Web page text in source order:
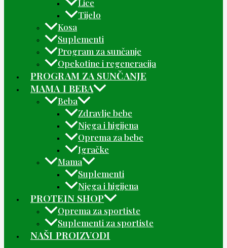
Lice
Tijelo
Kosa
Suplementi
Program za sunčanje
Opekotine i regeneracija
PROGRAM ZA SUNČANJE
MAMA I BEBA
Beba
Zdravlje bebe
Njega i higijena
Oprema za bebe
Igračke
Mama
Suplementi
Njega i higijena
PROTEIN SHOP
Oprema za sportiste
Suplementi za sportiste
NAŠI PROIZVODI